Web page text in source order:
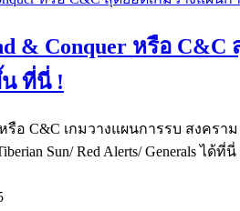
& Conquer หรือ
ที่นี่ !
หรือ C&C เกมวางแผนการรบ สงคร
Sun/ Red Alerts/ Generals ได้ที่นี่